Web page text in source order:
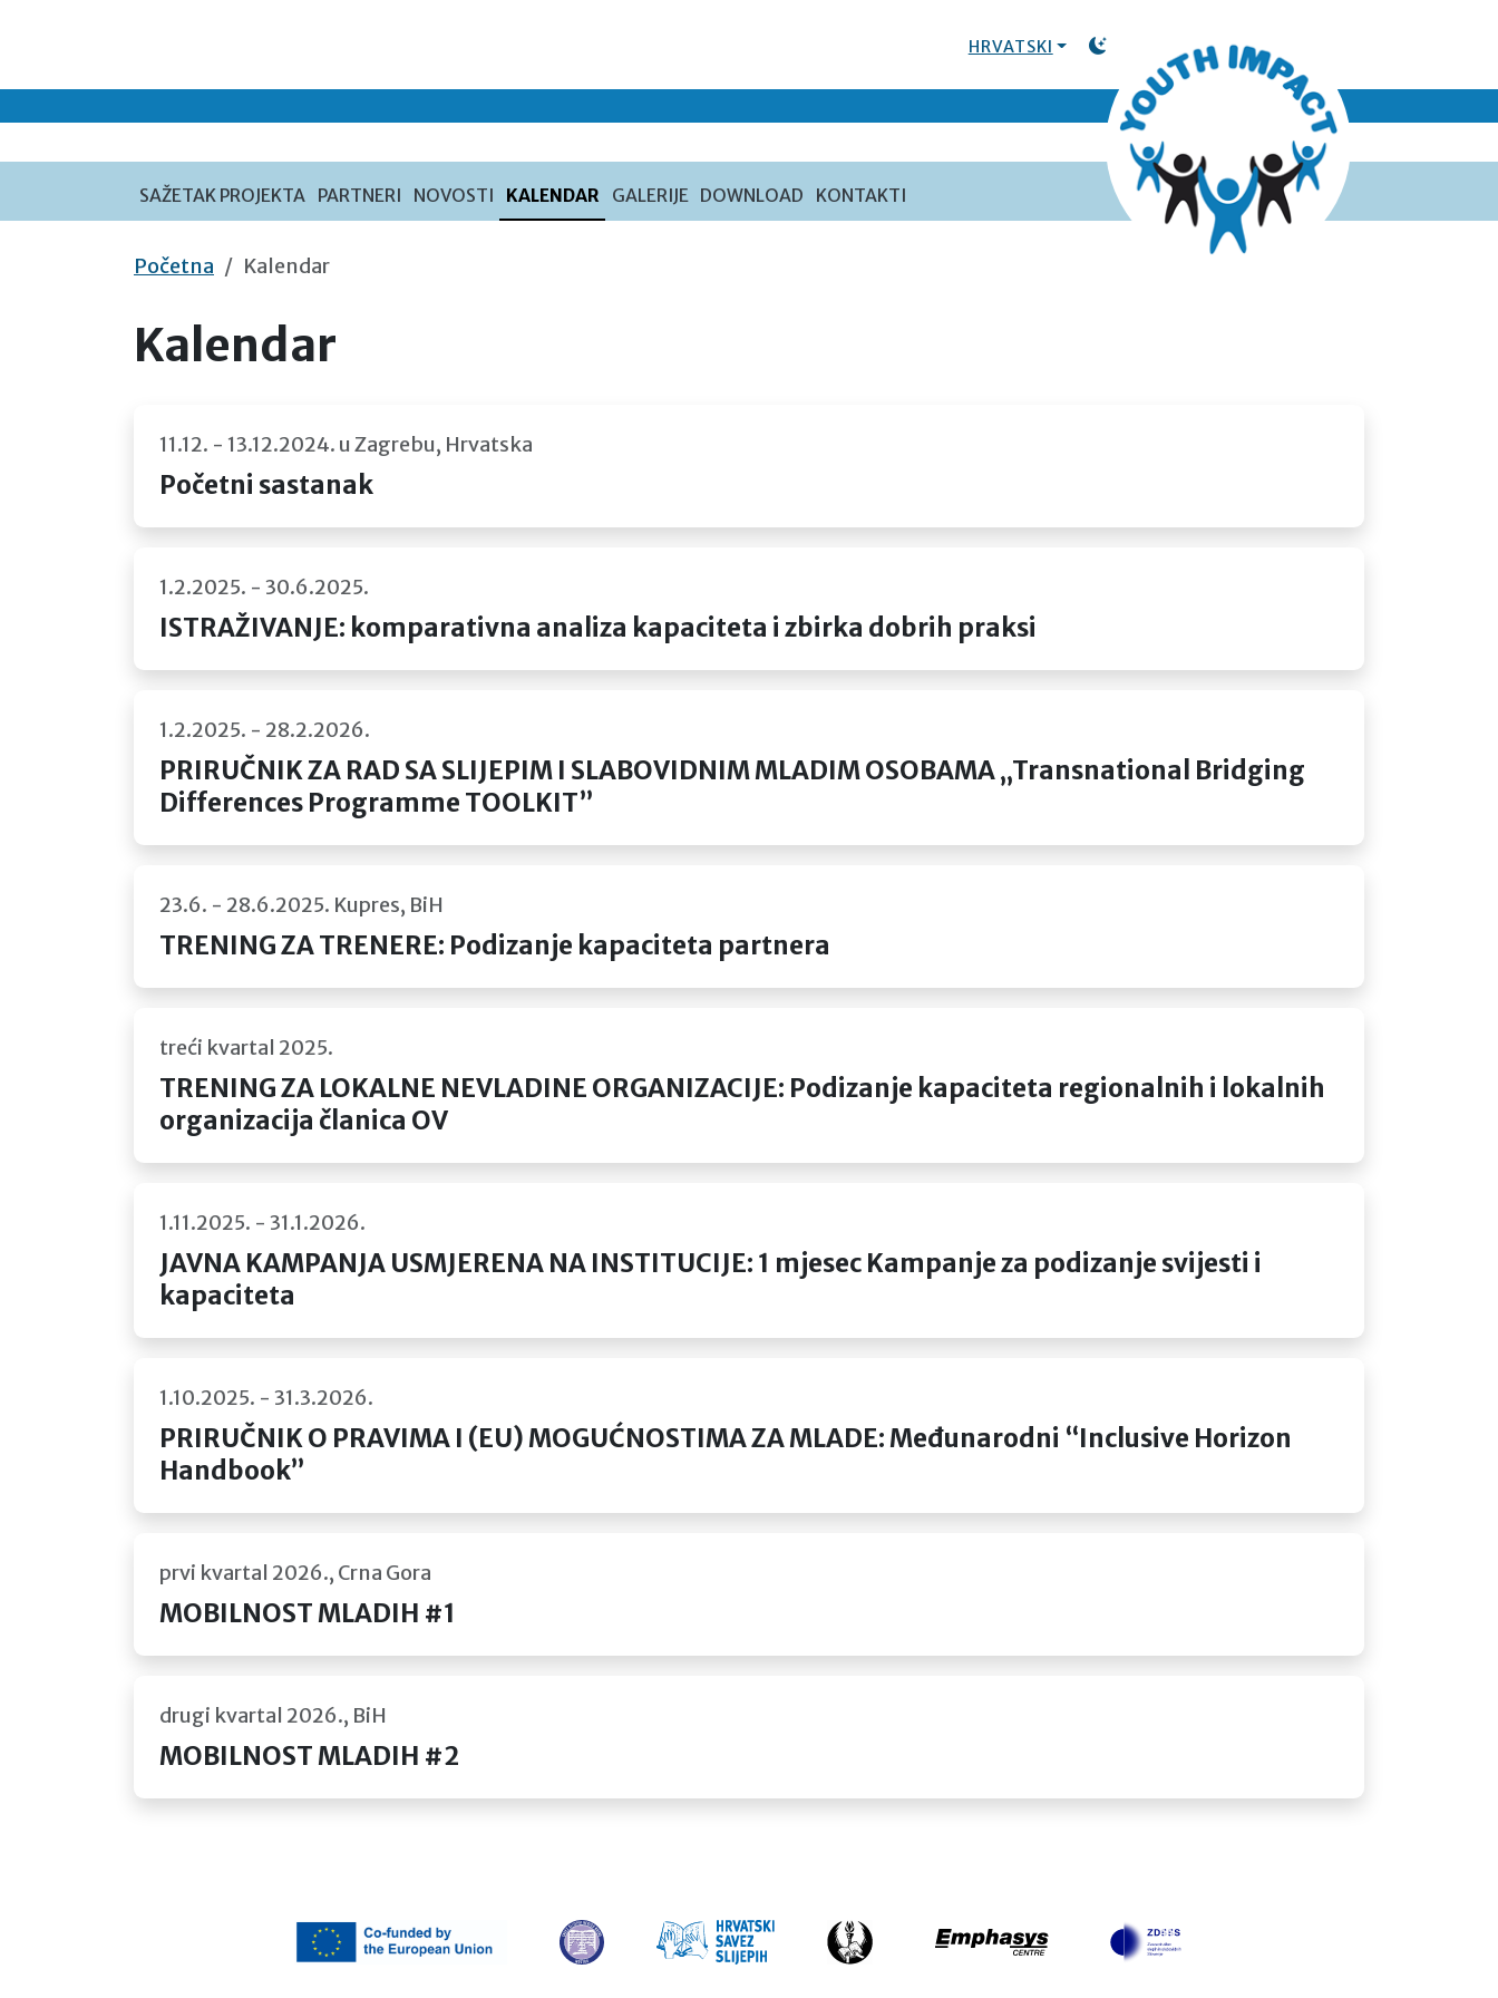
HRVATSKI
TOGGLE DARK MODE
SAŽETAK PROJEKTA PARTNERI NOVOSTI KALENDAR GALERIJE DOWNLOAD KONTAKTI
Početna Kalendar
Kalendar
11.12. - 13.12.2024. u Zagrebu, Hrvatska
Početni sastanak
1.2.2025. - 30.6.2025.
ISTRAŽIVANJE: komparativna analiza kapaciteta i zbirka dobrih praksi
1.2.2025. - 28.2.2026.
PRIRUČNIK ZA RAD SA SLIJEPIM I SLABOVIDNIM MLADIM OSOBAMA „Transnational Bridging
Differences Programme TOOLKIT”
23.6. - 28.6.2025. Kupres, BiH
TRENING ZA TRENERE: Podizanje kapaciteta partnera
treći kvartal 2025.
TRENING ZA LOKALNE NEVLADINE ORGANIZACIJE: Podizanje kapaciteta regionalnih i lokalnih
organizacija članica OV
1.11.2025. - 31.1.2026.
JAVNA KAMPANJA USMJERENA NA INSTITUCIJE: 1 mjesec Kampanje za podizanje svijesti i
kapaciteta
1.10.2025. - 31.3.2026.
PRIRUČNIK O PRAVIMA I (EU) MOGUĆNOSTIMA ZA MLADE: Međunarodni “Inclusive Horizon
Handbook”
prvi kvartal 2026., Crna Gora
MOBILNOST MLADIH #1
drugi kvartal 2026., BiH
MOBILNOST MLADIH #2